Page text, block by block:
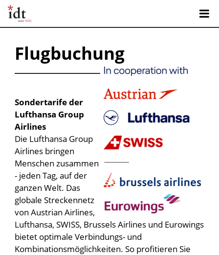
Flugbuchung
Sondertarife der
Lufthansa Group
Airlines
Die Lufthansa Group
Airlines bringen
Menschen zusammen
- jeden Tag, auf der
ganzen Welt. Das
globale Streckennetz
von Austrian Airlines,
Lufthansa, SWISS, Brussels Airlines und Eurowings
bietet optimale Verbindungs- und
Kombinationsmöglichkeiten. So profitieren Sie